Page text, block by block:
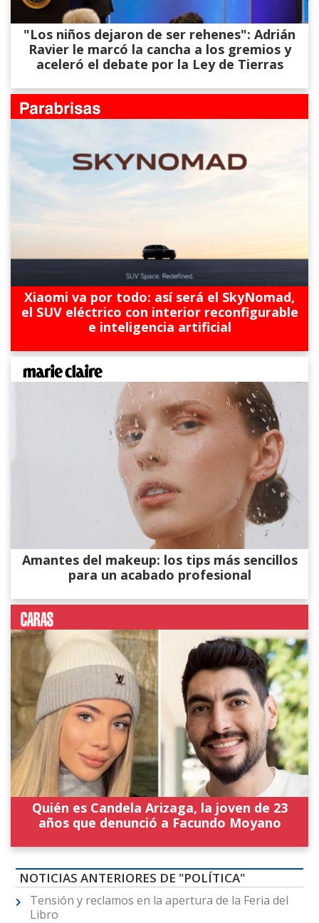
"Los niños dejaron de ser rehenes": Adrián
Ravier le marcó la cancha a los gremios y
aceleró el debate por la Ley de Tierras
Xiaomi va por todo: así será el SkyNomad,
el SUV eléctrico con interior reconfigurable
e inteligencia artificial
Amantes del makeup: los tips más sencillos
para un acabado profesional
Quién es Candela Arizaga, la joven de 23
años que denunció a Facundo Moyano
NOTICIAS ANTERIORES DE "POLÍTICA"
Tensión y reclamos en la apertura de la Feria del
Libro